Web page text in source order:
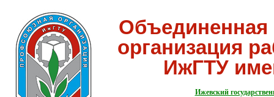
организация
ИжГТУ
Ижевский